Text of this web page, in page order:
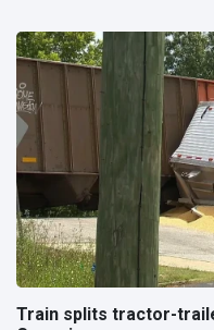
Train splits tractor-